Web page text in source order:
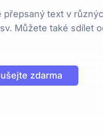
přepsaný text v
Můžete také sdílet
zdarma